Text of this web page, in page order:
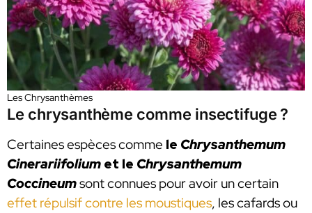
Les Chrysanthèmes
Le chrysanthème comme insectifuge ?
Certaines espèces comme le Chrysanthemum
Cinerariifolium et le Chrysanthemum
Coccineumsont connues pour avoir un certain
effet répulsif contre les moustiques, les cafards ou